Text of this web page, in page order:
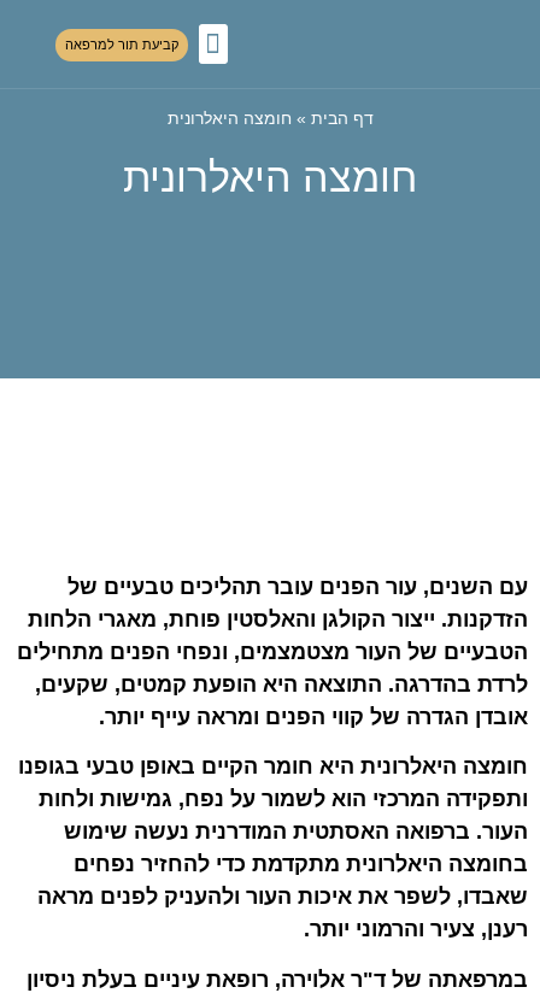
קביעת תור למרפאה
דף הבית » חומצה היאלרונית
חומצה היאלרונית
עם השנים, עור הפנים עובר תהליכים טבעיים של
הזדקנות. ייצור הקולגן והאלסטין פוחת, מאגרי הלחות
הטבעיים של העור מצטמצמים, ונפחי הפנים מתחילים
לרדת בהדרגה. התוצאה היא הופעת קמטים, שקעים,
אובדן הגדרה של קווי הפנים ומראה עייף יותר.
חומצה היאלרונית היא חומר הקיים באופן טבעי בגופנו
ותפקידה המרכזי הוא לשמור על נפח, גמישות ולחות
העור. ברפואה האסתטית המודרנית נעשה שימוש
בחומצה היאלרונית מתקדמת כדי להחזיר נפחים
שאבדו, לשפר את איכות העור ולהעניק לפנים מראה
רענן, צעיר והרמוני יותר.
במרפאתה של ד"ר אלוירה, רופאת עיניים בעלת ניסיון